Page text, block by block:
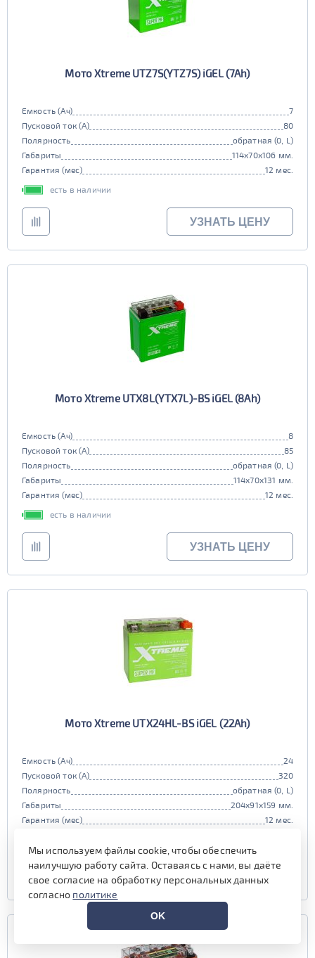
Мото Xtreme UTZ7S(YTZ7S) iGEL (7Ah)
Емкость (Ач)
7
Пусковой ток (А)
80
Полярность
обратная (0, L)
Габариты
114x70x106 мм.
Гарантия (мес)
12 мес.
есть в наличии
УЗНАТЬ ЦЕНУ
Мото Xtreme UTX8L(YTX7L)-BS iGEL (8Ah)
Емкость (Ач)
8
Пусковой ток (А)
85
Полярность
обратная (0, L)
Габариты
114x70x131 мм.
Гарантия (мес)
12 мес.
есть в наличии
УЗНАТЬ ЦЕНУ
Мото Xtreme UTX24HL-BS iGEL (22Ah)
Емкость (Ач)
24
Пусковой ток (А)
320
Полярность
обратная (0, L)
Габариты
204x91x159 мм.
Гарантия (мес)
12 мес.
УЗНАТЬ ЦЕНУ
Мы используем файлы cookie, чтобы обеспечить
наилучшую работу сайта. Оставаясь с нами, вы даёте
свое согласие на обработку персональных данных
согласно политике
OK